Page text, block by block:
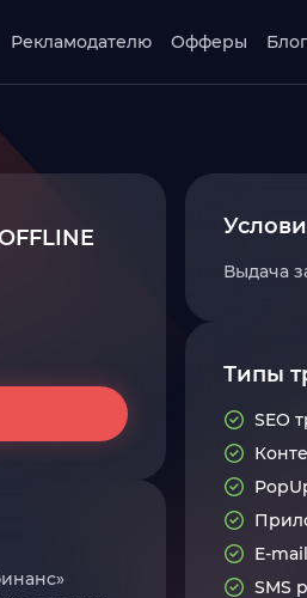
Рекламодателю Офферы Блог
Выдача
Типы
SEO
E-
SMS